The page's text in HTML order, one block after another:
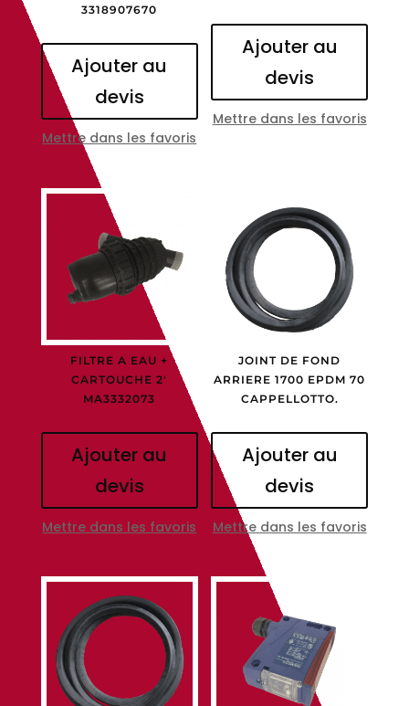
3318907670
Ajouter au
devis
Mettre dans les favoris
Ajouter au
devis
Mettre dans les favoris
FILTRE A EAU +
CARTOUCHE 2′
MA3332073
Ajouter au
devis
Mettre dans les favoris
JOINT DE FOND
ARRIERE 1700 EPDM 70
CAPPELLOTTO.
Ajouter au
devis
Mettre dans les favoris